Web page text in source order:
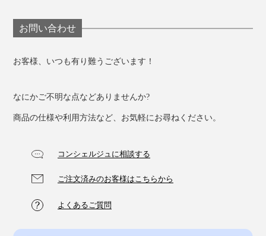
お問い合わせ
お客様、いつも有り難うございます！
なにかご不明な点などありませんか?
商品の仕様や利用方法など、お気軽にお尋ねください。
コンシェルジュに相談する
ご注文済みのお客様はこちらから
よくあるご質問